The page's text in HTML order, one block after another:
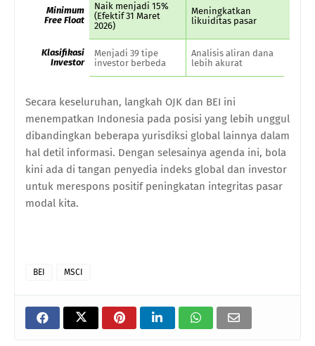
Minimum
Free Float
Naik menjadi 15%
(Efektif 31 Maret
2026)
Meningkatkan
likuiditas pasar
Klasifikasi
Investor
Menjadi 39 tipe
investor berbeda
Analisis aliran dana
lebih akurat
Secara keseluruhan, langkah OJK dan BEI ini
menempatkan Indonesia pada posisi yang lebih unggul
dibandingkan beberapa yurisdiksi global lainnya dalam
hal detil informasi. Dengan selesainya agenda ini, bola
kini ada di tangan penyedia indeks global dan investor
untuk merespons positif peningkatan integritas pasar
modal kita.
BEI MSCI